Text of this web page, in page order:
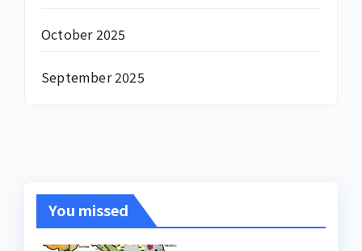
October 2025
September 2025
You missed